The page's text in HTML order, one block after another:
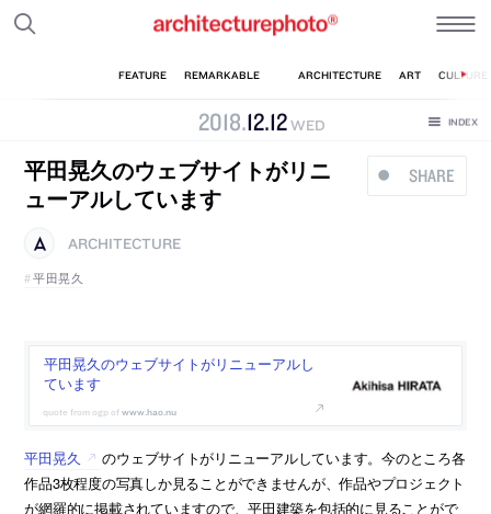
2018.12.12WED
SHARE
平田晃久のウェブサイトがリニ
ューアルしています
ARCHITECTURE
平田晃久
平田晃久のウェブサイトがリニューアルし
ています
www.hao.nu
平田晃久
のウェブサイトがリニューアルしています。今のところ各
作品3枚程度の写真しか見ることができませんが、作品やプロジェクト
が網羅的に掲載されていますので、平田建築を包括的に見ることがで